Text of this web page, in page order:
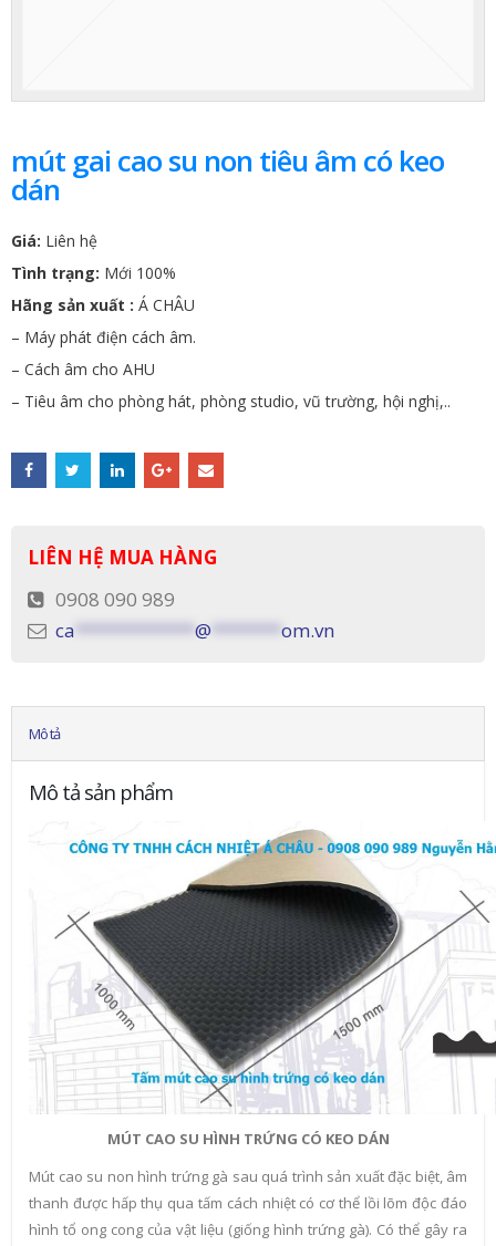
mút gai cao su non tiêu âm có keo
dán
Giá: Liên hệ
Tình trạng: Mới 100%
Hãng sản xuất : Á CHÂU
– Máy phát điện cách âm.
– Cách âm cho AHU
– Tiêu âm cho phòng hát, phòng studio, vũ trường, hội nghị,..
LIÊN HỆ MUA HÀNG
0908 090 989
ca
@ om.vn
Mô tả
Mô tả sản phẩm
MÚT CAO SU HÌNH TRỨNG CÓ KEO DÁN
Mút cao su non hình trứng gà sau quá trình sản xuất đặc biệt, âm
thanh được hấp thụ qua tấm cách nhiệt có cơ thể lồi lõm độc đáo
hình tổ ong cong của vật liệu (giống hình trứng gà). Có thể gây ra